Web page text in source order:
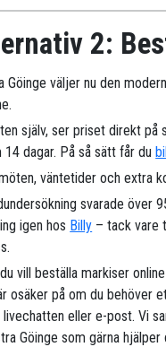
2:
Göinge väljer nu den
själv, ser priset direkt på
14 dagar. På så sätt får du
väntetider och extra
svarade över
igen hos Billy – tack vare
vill beställa markiser
osäker på om du behöver
eller e-post. Vi
Göinge som gärna